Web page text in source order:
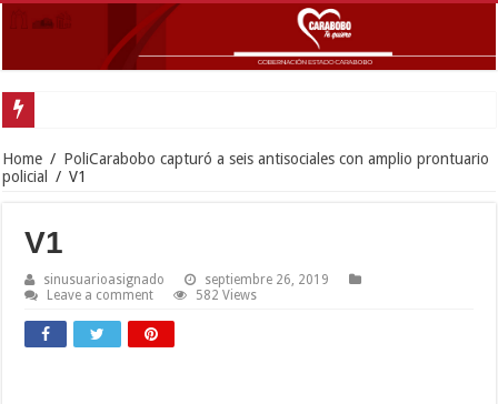
Home / PoliCarabobo capturó a seis antisociales con amplio prontuario
policial / V1
V1
sinusuarioasignado
septiembre 26, 2019
Leave a comment
582 Views